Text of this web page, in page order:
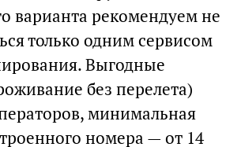
варианта рекомендуем не
только одним сервисом
Выгодные
без перелета)
минимальная
номера — от 14